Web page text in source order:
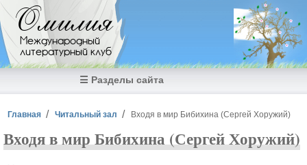
Перейти к основному содержанию
Омилия
Международный
литературный клуб
☰ Разделы сайта
Вы здесь
Главная Читальный зал Входя в мир Бибихина (Сергей Хоружий)
Входя в мир Бибихина (Сергей Хоружий)